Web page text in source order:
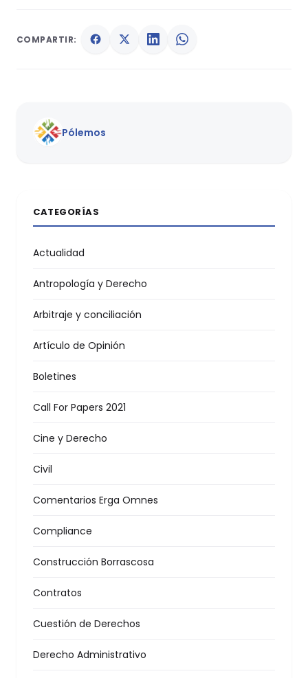
COMPARTIR:
Pólemos
CATEGORÍAS
Actualidad
Antropología y Derecho
Arbitraje y conciliación
Artículo de Opinión
Boletines
Call For Papers 2021
Cine y Derecho
Civil
Comentarios Erga Omnes
Compliance
Construcción Borrascosa
Contratos
Cuestión de Derechos
Derecho Administrativo